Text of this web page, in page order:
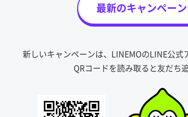
最新のキャンペー
新しいキャンペーンは、LINEMOのLINE公式
QRコードを読み取ると友だち